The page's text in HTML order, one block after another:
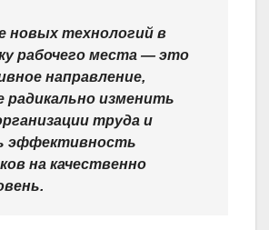
новых технологий в
рабочего места — это
направление,
радикально изменить
труда и
эффективность
на качественно